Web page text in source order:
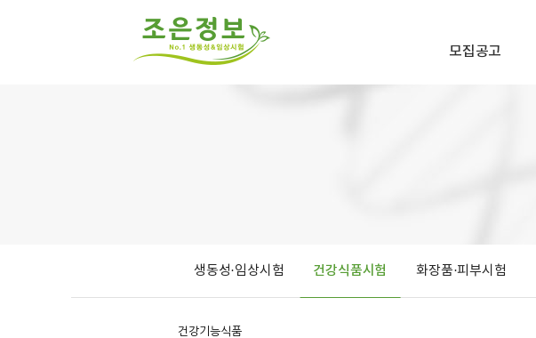
모집공고
생동성·임상시험 건강식품시험 화장품·피부시험
건강기능식품